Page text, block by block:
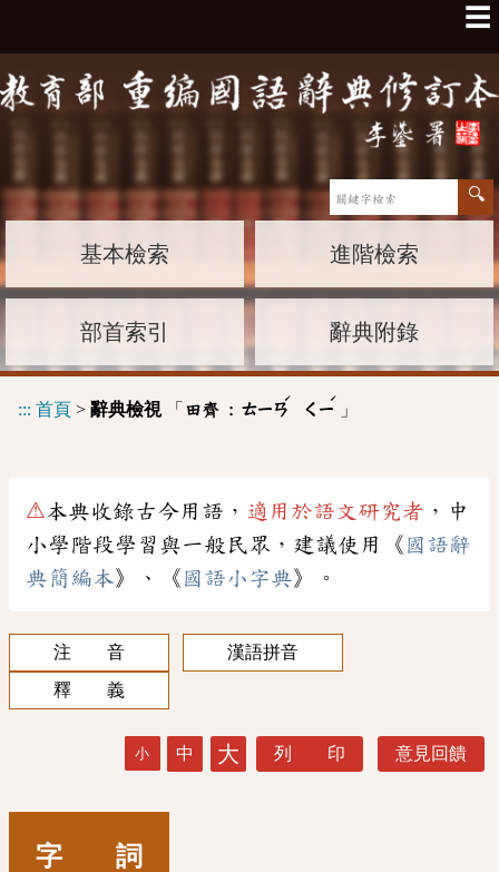
☰
基本檢索 進階檢索
部首索引 辭典附錄
::: 首頁 > 辭典檢視「 田齊 : ㄊㄧㄢ
ˊ
ㄑㄧ
ˊ
」
⚠本典收錄古今用語， 適用於語文研究者 ，中
小學階段學習與一般民眾，建議使用《 國語辭
典簡編本》、《 國語小字典》。
注 音
漢語拼音
釋 義
小 中 大 列 印 意見回饋
字 詞